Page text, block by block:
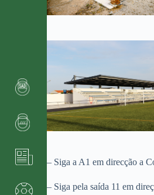
– Siga a A1 em direcção a
– Siga pela saída 11 em